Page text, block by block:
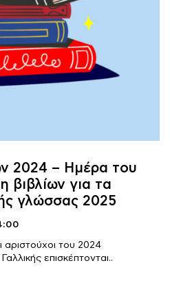
2024 – Ημέρα του
βιβλίων για τα
γλώσσας 2025
αριστούχοι του 2024
επισκέπτονται..